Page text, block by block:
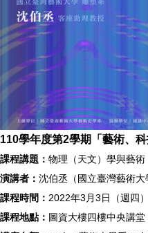
110學年度第2學期「藝術、
課程講題： 物理（天文）學與藝
演講者： 沈伯丞（國立臺灣藝術大
課程時間： 2022年3月3日（週四
課程地點： 圖資大樓四樓中央講堂